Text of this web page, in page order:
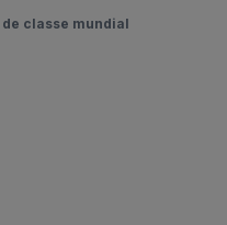
classe mundial